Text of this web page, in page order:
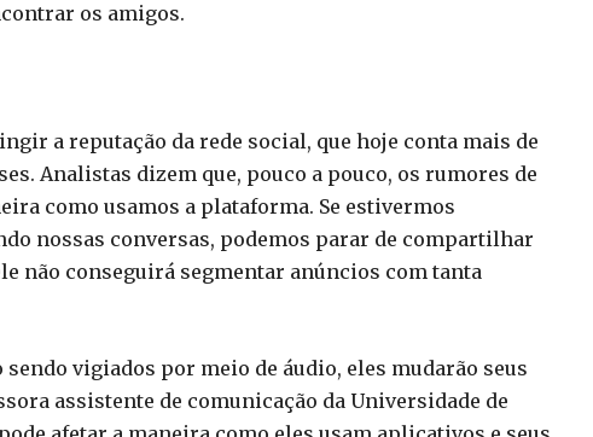
os amigos.
a reputação da rede social, que hoje conta mais de
Analistas dizem que, pouco a pouco, os rumores de
como usamos a plataforma. Se estivermos
nossas conversas, podemos parar de compartilhar
não conseguirá segmentar anúncios com tanta
vigiados por meio de áudio, eles mudarão seus
assistente de comunicação da Universidade de